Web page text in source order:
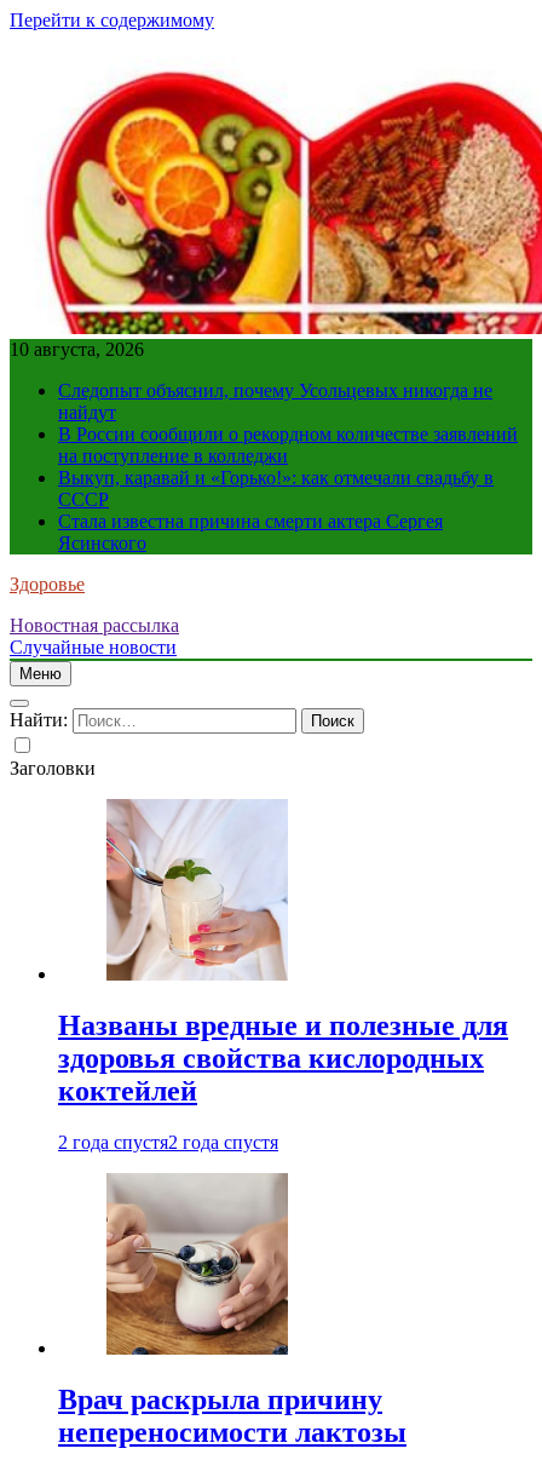
Перейти к содержимому
10 августа, 2026
Следопыт объяснил, почему Усольцевых никогда не
найдут
В России сообщили о рекордном количестве заявлений
на поступление в колледжи
Выкуп, каравай и «Горько!»: как отмечали свадьбу в
СССР
Стала известна причина смерти актера Сергея
Ясинского
Здоровье
Новостная рассылка
Случайные новости
Меню
Найти:
Заголовки
Названы вредные и полезные для
здоровья свойства кислородных
коктейлей
2 года спустя2 года спустя
Врач раскрыла причину
непереносимости лактозы